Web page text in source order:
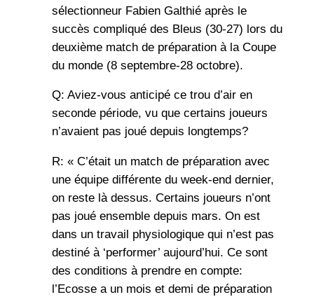
sélectionneur Fabien Galthié après le
succès compliqué des Bleus (30-27) lors du
deuxième match de préparation à la Coupe
du monde (8 septembre-28 octobre).
Q: Aviez-vous anticipé ce trou d’air en
seconde période, vu que certains joueurs
n’avaient pas joué depuis longtemps?
R: « C’était un match de préparation avec
une équipe différente du week-end dernier,
on reste là dessus. Certains joueurs n’ont
pas joué ensemble depuis mars. On est
dans un travail physiologique qui n’est pas
destiné à ‘performer’ aujourd’hui. Ce sont
des conditions à prendre en compte:
l’Ecosse a un mois et demi de préparation